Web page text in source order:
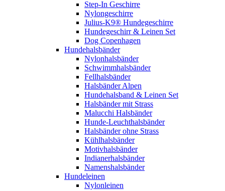
Step-In Geschirre
Nylongeschirre
Julius-K9® Hundegeschirre
Hundegeschirr & Leinen Set
Dog Copenhagen
Hundehalsbänder
Nylonhalsbänder
Schwimmhalsbänder
Fellhalsbänder
Halsbänder Alpen
Hundehalsband & Leinen Set
Halsbänder mit Strass
Malucchi Halsbänder
Hunde-Leuchthalsbänder
Halsbänder ohne Strass
Kühlhalsbänder
Motivhalsbänder
Indianerhalsbänder
Namenshalsbänder
Hundeleinen
Nylonleinen